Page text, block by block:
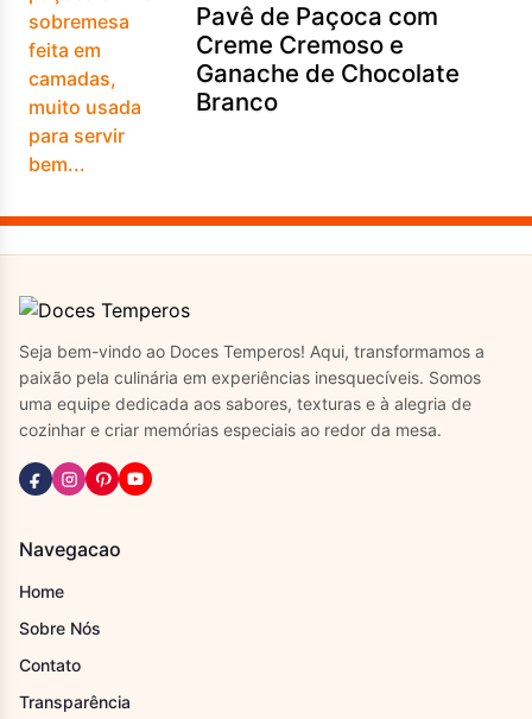
Pavê de Paçoca com
Creme Cremoso e
Ganache de Chocolate
Branco
Seja bem-vindo ao Doces Temperos! Aqui, transformamos a
paixão pela culinária em experiências inesquecíveis. Somos
uma equipe dedicada aos sabores, texturas e à alegria de
cozinhar e criar memórias especiais ao redor da mesa.
Navegacao
Home
Sobre Nós
Contato
Transparência